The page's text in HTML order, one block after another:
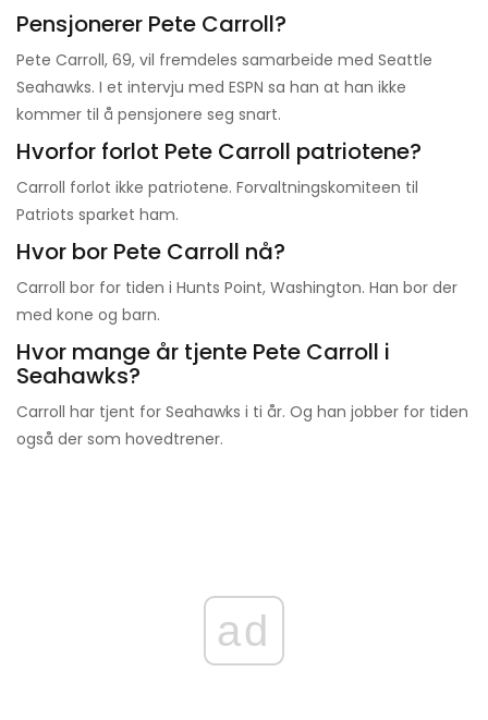
Pensjonerer Pete Carroll?
Pete Carroll, 69, vil fremdeles samarbeide med Seattle
Seahawks. I et intervju med ESPN sa han at han ikke
kommer til å pensjonere seg snart.
Hvorfor forlot Pete Carroll patriotene?
Carroll forlot ikke patriotene. Forvaltningskomiteen til
Patriots sparket ham.
Hvor bor Pete Carroll nå?
Carroll bor for tiden i Hunts Point, Washington. Han bor der
med kone og barn.
Hvor mange år tjente Pete Carroll i
Seahawks?
Carroll har tjent for Seahawks i ti år. Og han jobber for tiden
også der som hovedtrener.
ad